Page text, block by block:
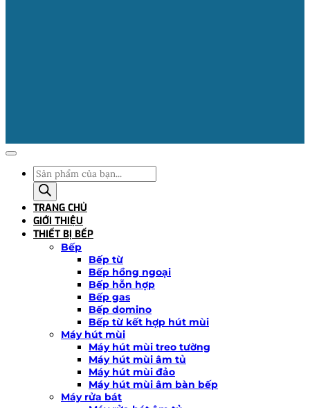
Tìm
kiếm
sản
phẩm
TRANG CHỦ
GIỚI THIỆU
THIẾT BỊ BẾP
Bếp
Bếp từ
Bếp hồng ngoại
Bếp hỗn hợp
Bếp gas
Bếp domino
Bếp từ kết hợp hút mùi
Máy hút mùi
Máy hút mùi treo tường
Máy hút mùi âm tủ
Máy hút mùi đảo
Máy hút mùi âm bàn bếp
Máy rửa bát